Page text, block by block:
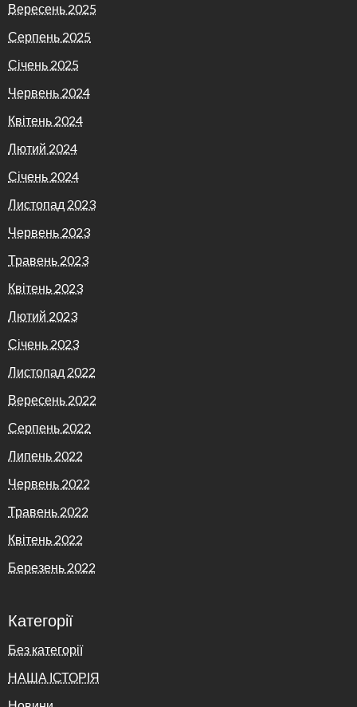
Вересень 2025
Серпень 2025
Січень 2025
Червень 2024
Квітень 2024
Лютий 2024
Січень 2024
Листопад 2023
Червень 2023
Травень 2023
Квітень 2023
Лютий 2023
Січень 2023
Листопад 2022
Вересень 2022
Серпень 2022
Липень 2022
Червень 2022
Травень 2022
Квітень 2022
Березень 2022
Категорії
Без категорії
НАША ІСТОРІЯ